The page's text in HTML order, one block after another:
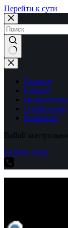
Перейти к сути
Ничего
не
найденоГлавная
Каталог
О компании
Контакты
Balluff
Explore Shop